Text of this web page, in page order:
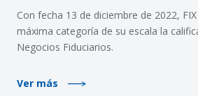
Con fecha 13 de diciembre de 2022,
máxima categoría de su escala la
Negocios Fiduciarios.
Ver más